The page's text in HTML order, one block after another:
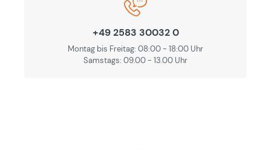
+49 2583 30032 0
Montag bis Freitag: 08:00 - 18:00 Uhr
Samstags: 09.00 - 13.00 Uhr